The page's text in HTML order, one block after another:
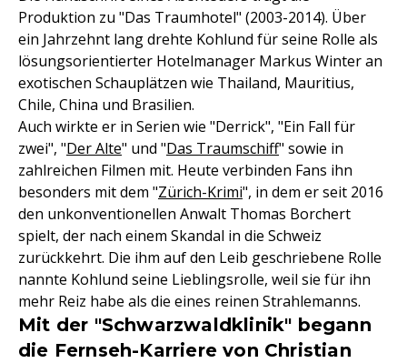
Produktion zu "Das Traumhotel" (2003-2014). Über
ein Jahrzehnt lang drehte Kohlund für seine Rolle als
lösungsorientierter Hotelmanager Markus Winter an
exotischen Schauplätzen wie Thailand, Mauritius,
Chile, China und Brasilien.
Auch wirkte er in Serien wie "Derrick", "Ein Fall für
zwei", "Der Alte" und "Das Traumschiff" sowie in
zahlreichen Filmen mit. Heute verbinden Fans ihn
besonders mit dem "Zürich-Krimi", in dem er seit 2016
den unkonventionellen Anwalt Thomas Borchert
spielt, der nach einem Skandal in die Schweiz
zurückkehrt. Die ihm auf den Leib geschriebene Rolle
nannte Kohlund seine Lieblingsrolle, weil sie für ihn
mehr Reiz habe als die eines reinen Strahlemanns.
Mit der "Schwarzwaldklinik" begann
die Fernseh-Karriere von Christian